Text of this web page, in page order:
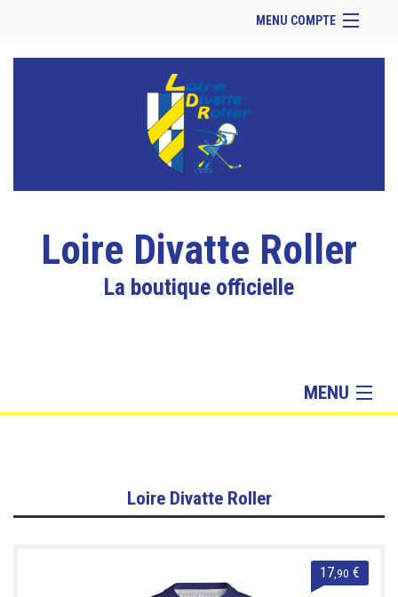
MENU COMPTE
Retour à notre site
Facebook
Se connecter
Panier (vide
Loire Divatte Roller
La boutique officielle
MENU
Chiefs
Sacs & Accessoires
Loire Divatte Roller
17,90 €